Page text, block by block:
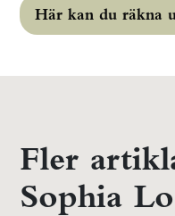
Här kan du räkna
Fler
Sophia